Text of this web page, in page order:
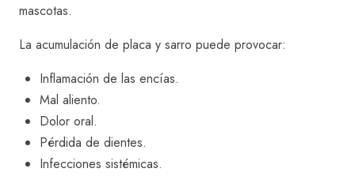
mascotas.
La acumulación de placa y sarro puede provocar:
Inflamación de las encías.
Mal aliento.
Dolor oral.
Pérdida de dientes.
Infecciones sistémicas.